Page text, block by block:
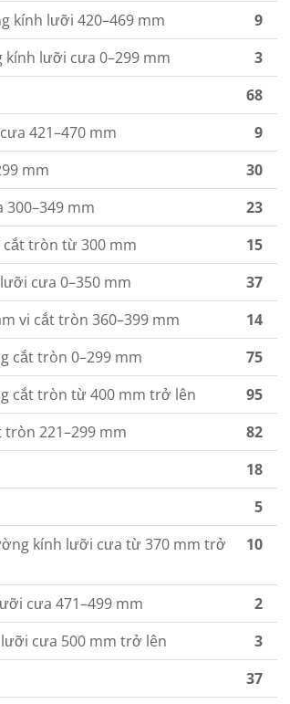
kính lưỡi 420–469 mm
9
lưỡi cưa 0–299 mm
3
68
421–470 mm
9
mm
30
mm
23
cắt tròn từ 300 mm
15
cưa 0–350 mm
37
vi cắt tròn 360–399 mm
14
cắt tròn 0–299 mm
75
cắt tròn từ 400 mm trở lên
95
tròn 221–299 mm
82
18
5
kính lưỡi cưa từ 370 mm trở
10
cưa 471–499 mm
2
cưa 500 mm trở lên
3
37